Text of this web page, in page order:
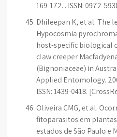
169-172. . ISSN: 0972-
Dhileepan K, et al. The
Hypocosmia
host-specific biological
claw creeper
(Bignoniaceae) in
Applied Entomology.
ISSN: 1439-0418.
Oliveira CMG, et al.
fitoparasitos em
estados de São Paulo e